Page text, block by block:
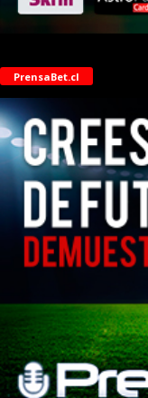
PrensaBet.cl